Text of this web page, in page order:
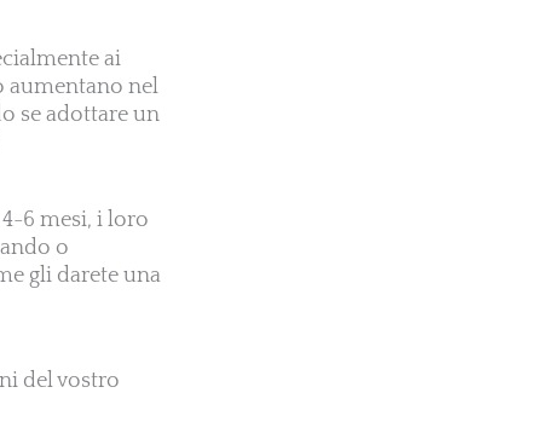
ai
aumentano nel
se adottare un
6 mesi, i loro
o
gli darete una
del vostro